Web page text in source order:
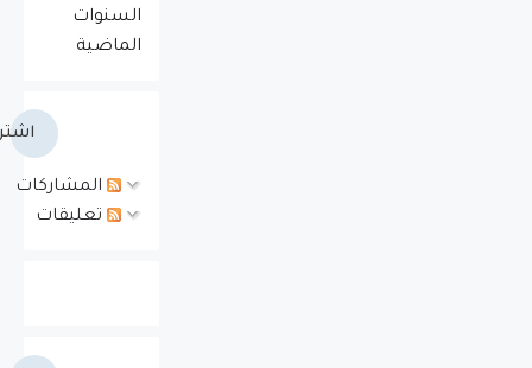
السنوات
الماضية
المشاركات
تعليقات